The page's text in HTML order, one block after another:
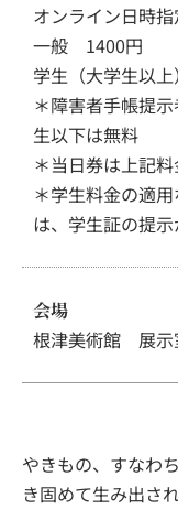
オンライン日時
一般 1400円
学生（大学生以
＊障害者手帳提
生以下は無料
＊当日券は上記
＊学生料金の適
は、学生証の提示
会場
根津美術館 展示
やきもの、すなわ
き固めて生み出さ